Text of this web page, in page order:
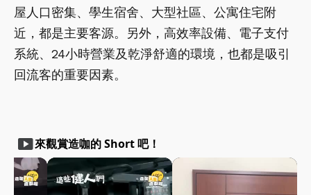
屋人口密集、學生宿舍、大型社區、公寓住宅附
近，都是主要客源。另外，高效率設備、電子支付
系統、24小時營業及乾淨舒適的環境，也都是吸引
回流客的重要因素。
smart_display來觀賞造咖的 Short 吧！